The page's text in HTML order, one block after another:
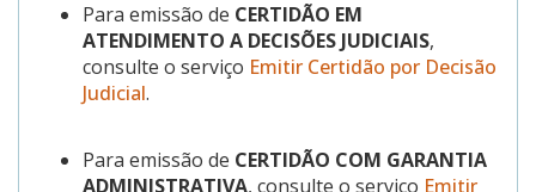
Para emissão de CERTIDÃO EM
ATENDIMENTO A DECISÕES JUDICIAIS,
consulte o serviço Emitir Certidão por Decisão
Judicial.
Para emissão de CERTIDÃO COM GARANTIA
ADMINISTRATIVA, consulte o serviço Emitir